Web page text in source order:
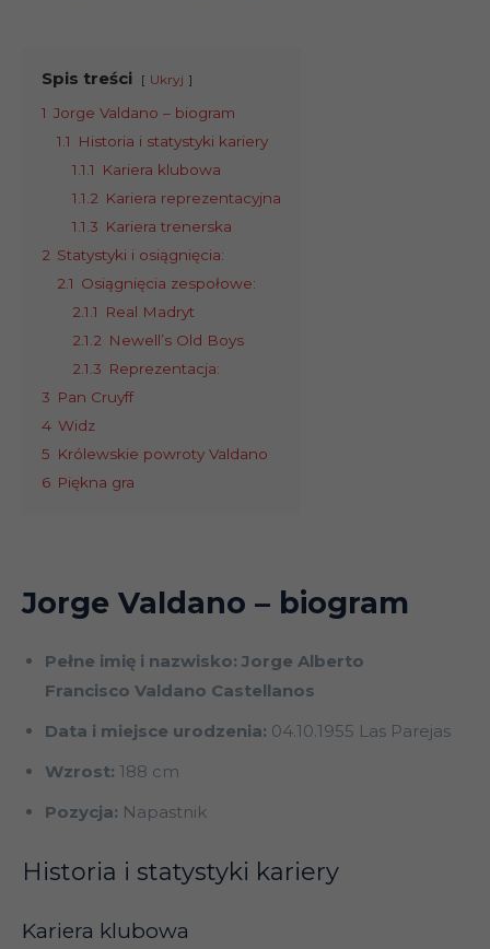
Spis treści Ukryj
1 Jorge Valdano – biogram
1.1
Historia i statystyki kariery
1.1.1
Kariera klubowa
1.1.2 Kariera reprezentacyjna
1.1.3 Kariera trenerska
2 Statystyki i osiągnięcia:
2.1 Osiągnięcia zespołowe:
2.1.1
Real Madryt
2.1.2 Newell’s Old Boys
2.1.3 Reprezentacja:
3 Pan Cruyff
4 Widz
5 Królewskie powroty Valdano
6 Piękna gra
Jorge Valdano – biogram
Pełne imię i nazwisko: Jorge Alberto
Francisco Valdano Castellanos
Data i miejsce urodzenia: 04.10.1955 Las Parejas
Wzrost: 188 cm
Pozycja: Napastnik
Historia i statystyki kariery
Kariera klubowa